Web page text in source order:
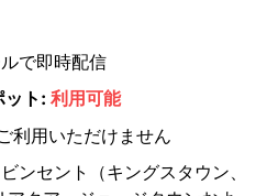
で即時配信
ット: 利用可能
利用いただけません
ンセント（キングスタウン、